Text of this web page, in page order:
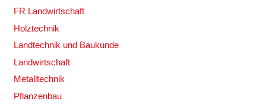
FR Landwirtschaft
Holztechnik
Landtechnik und Baukunde
Landwirtschaft
Metalltechnik
Pflanzenbau